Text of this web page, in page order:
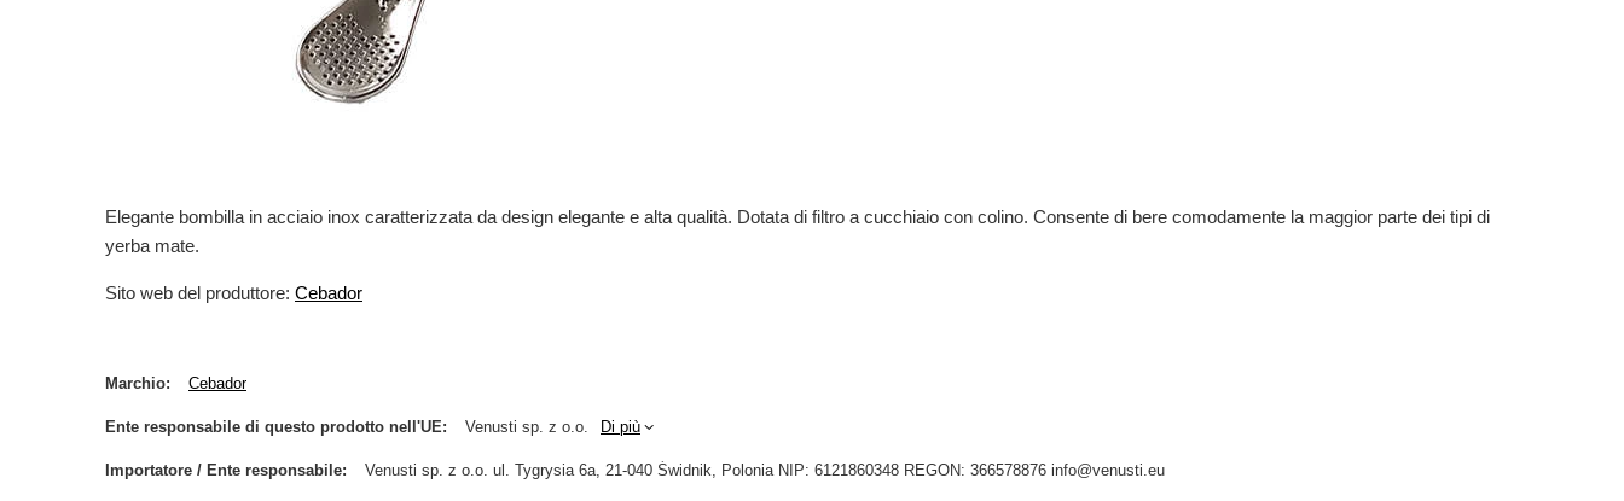
Elegante bombilla in acciaio inox caratterizzata da design elegante e alta qualità. Dotata di filtro a cucchiaio con colino. Consente di bere comodamente la maggior parte dei tipi di
yerba mate.
Sito web del produttore: Cebador
Marchio Cebador
Ente responsabile di questo prodotto nell'UE Venusti sp. z o.o. Di più
Importatore / Ente responsabile Venusti sp. z o.o. ul. Tygrysia 6a, 21-040 Świdnik, Polonia NIP: 6121860348 REGON: 366578876 info@venusti.eu